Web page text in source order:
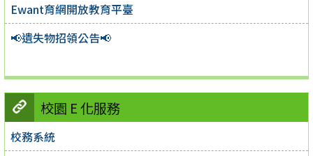
Ewant育網開放教育平臺
📢遺失物招領公告📢
校園 E 化服務
校務系統